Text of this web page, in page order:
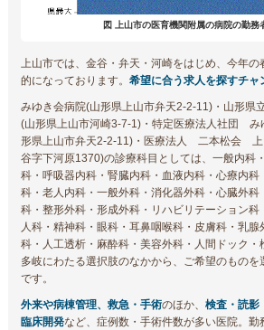
図 上山市の医育機関附属の病院の勤務
上山市では、金谷・弁天・河崎をはじめ、今年
的になっております。 希望に合う求人を探すチャ
みゆき会病院(山形県上山市弁天2-2-11)・山形県
(山形県上山市河崎3-7-1)・特定医療法人社団
形県上山市弁天2-2-11)・医療法人 二本松会 上
谷字下河原1370)の診療科目としては、一般内科
科・呼吸器内科・腎臓内科・血液内科・心療内科
科・老人内科・一般外科・消化器外科・心臓外
科・整形外科・形成外科・リハビリテーション
人科・精神科・眼科・耳鼻咽喉科・皮膚科・乳
科・人工透析・麻酔科・美容外科・人間ドック・
多岐にわたる選択肢のなかから、ご希望のもの
です。
外来や病棟管理、救急・手術のほか、 検査・読影
臨床開発など、症例数・手術件数が多い医院。勤